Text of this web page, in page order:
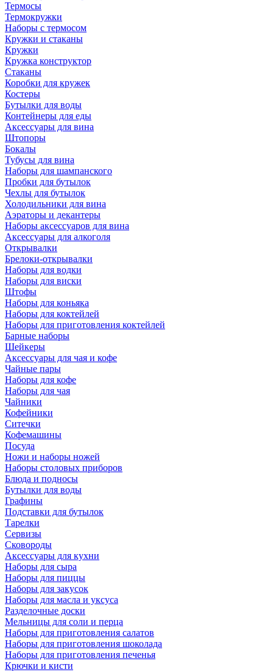
Термосы
Термокружки
Наборы с термосом
Кружки и стаканы
Кружки
Кружка конструктор
Стаканы
Коробки для кружек
Костеры
Бутылки для воды
Контейнеры для еды
Аксессуары для вина
Штопоры
Бокалы
Тубусы для вина
Наборы для шампанского
Пробки для бутылок
Чехлы для бутылок
Холодильники для вина
Аэраторы и декантеры
Наборы аксессуаров для вина
Аксессуары для алкоголя
Открывалки
Брелоки-открывалки
Наборы для водки
Наборы для виски
Штофы
Наборы для коньяка
Наборы для коктейлей
Наборы для приготовления коктейлей
Барные наборы
Шейкеры
Аксессуары для чая и кофе
Чайные пары
Наборы для кофе
Наборы для чая
Чайники
Кофейники
Ситечки
Кофемашины
Посуда
Ножи и наборы ножей
Наборы столовых приборов
Блюда и подносы
Бутылки для воды
Графины
Подставки для бутылок
Тарелки
Сервизы
Сковороды
Аксессуары для кухни
Наборы для сыра
Наборы для пиццы
Наборы для закусок
Наборы для масла и уксуса
Разделочные доски
Мельницы для соли и перца
Наборы для приготовления салатов
Наборы для приготовления шоколада
Наборы для приготовления печенья
Крючки и кисти